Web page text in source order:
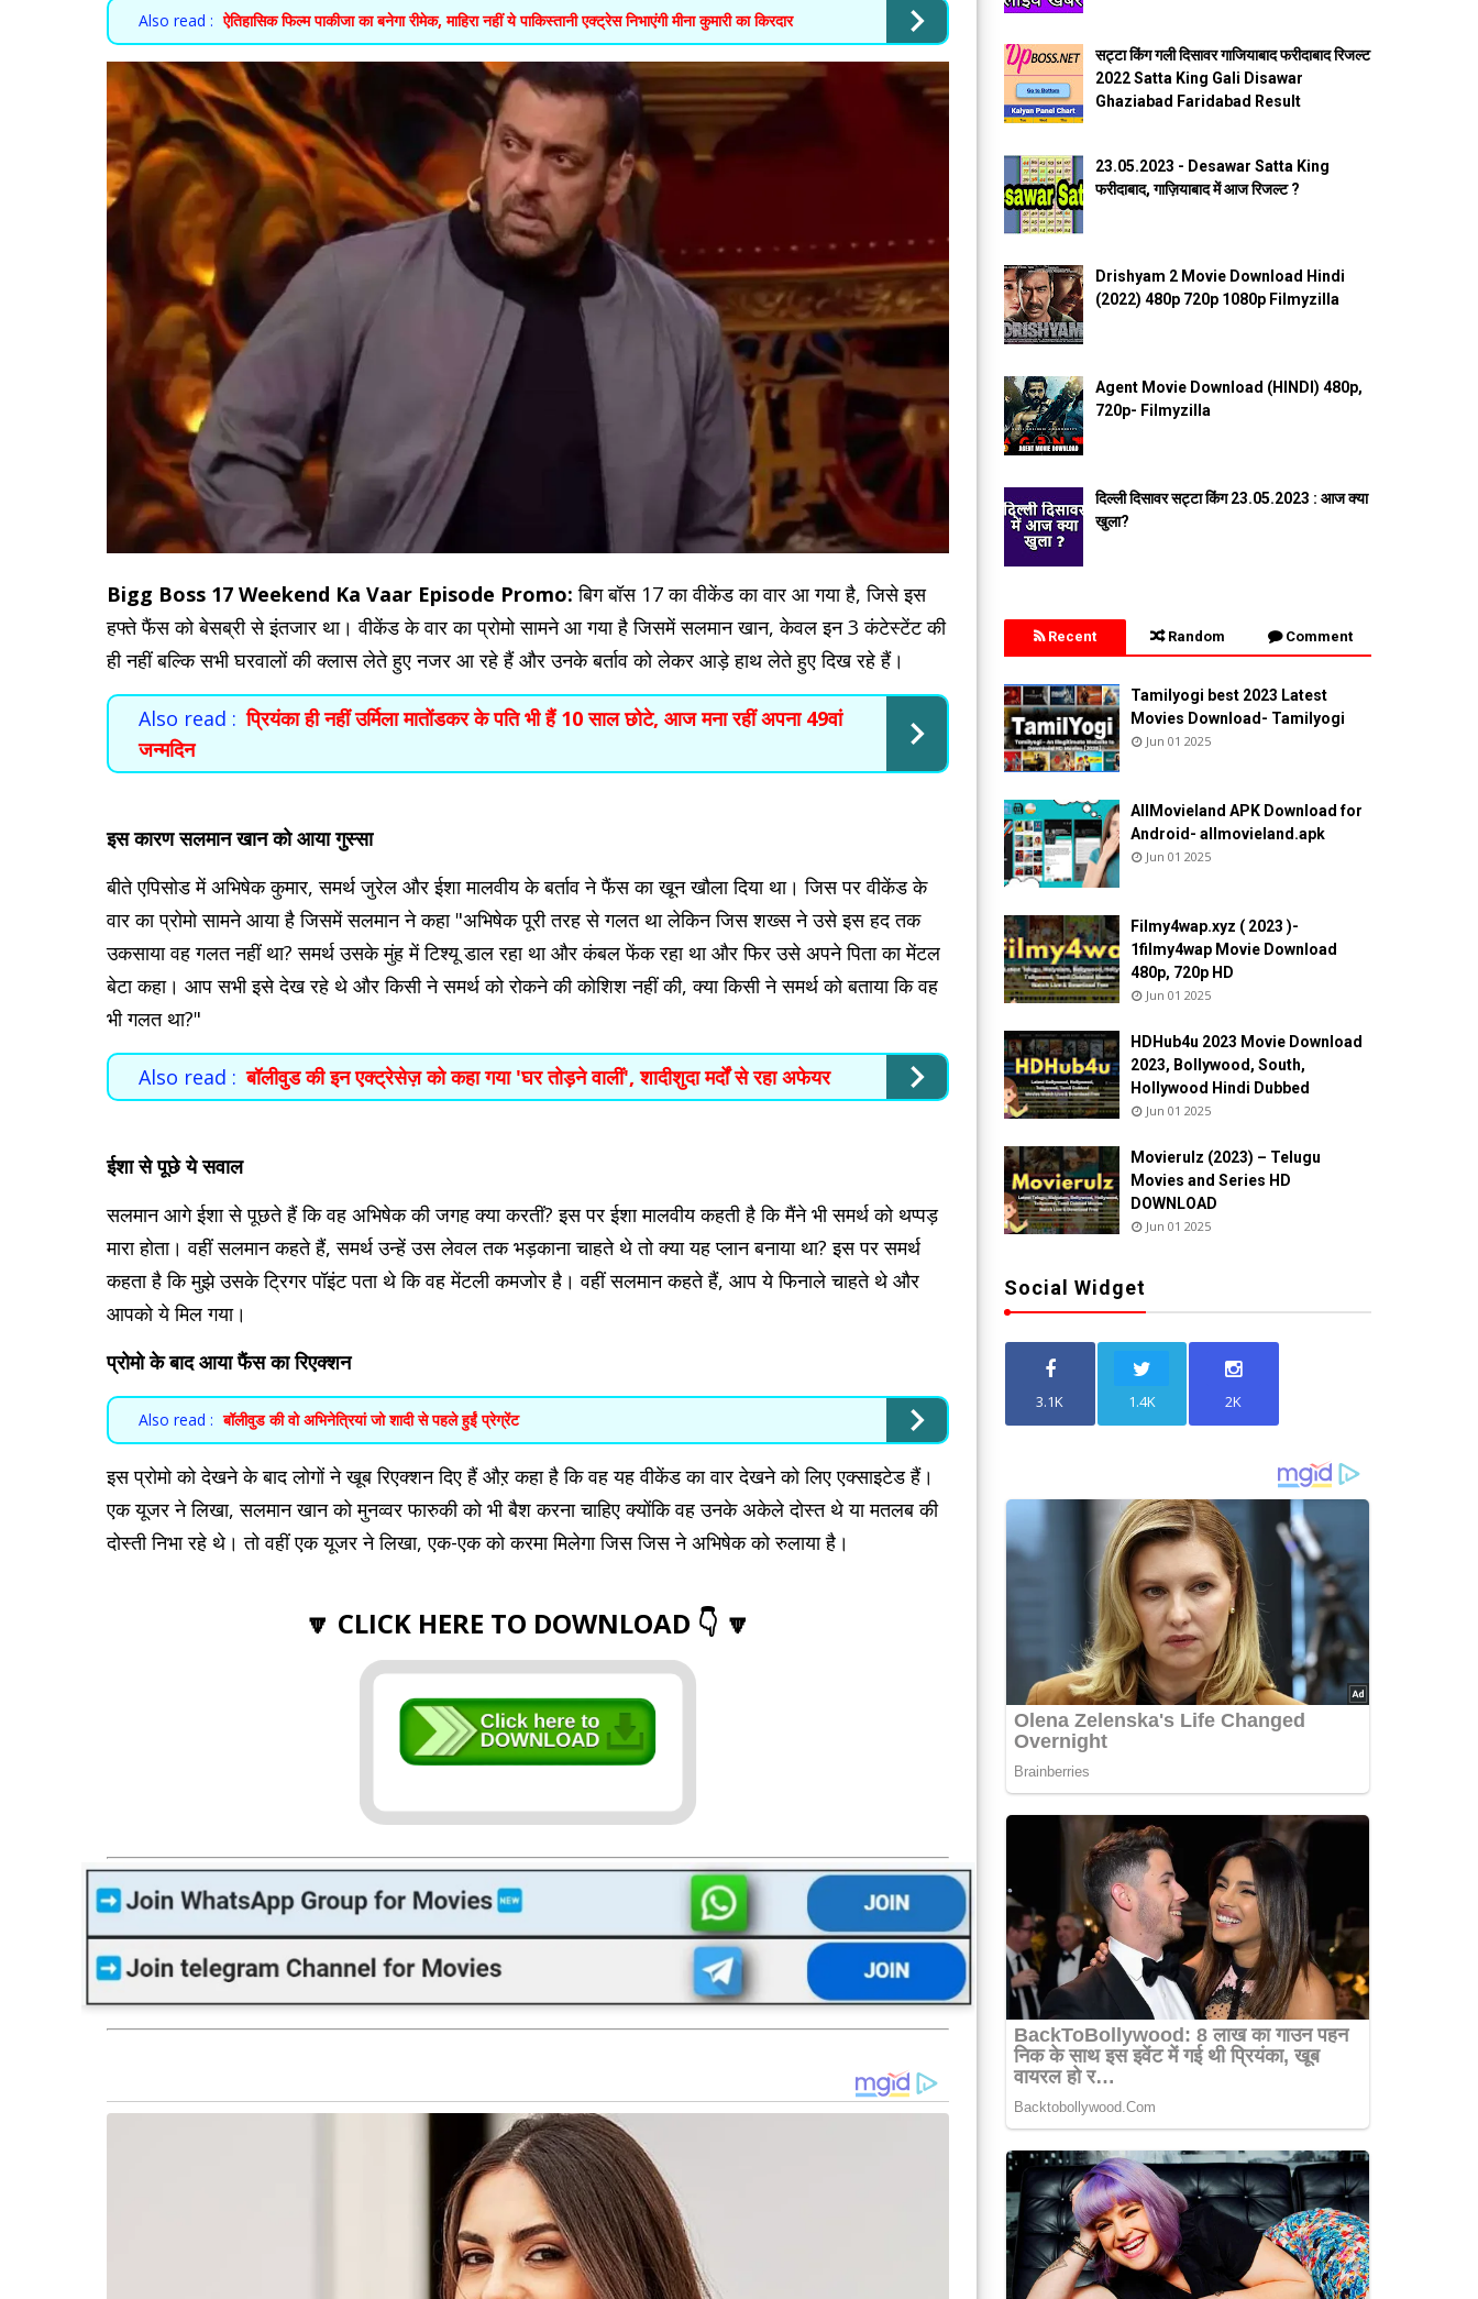
Also read : ऐतिहासिक फिल्म पाकीजा का बनेगा रीमेक, माहिरा नहीं ये पाकिस्तानी एक्ट्रेस निभाएंगी मीना कुमारी का किरदार
Bigg Boss 17 Weekend Ka Vaar Episode Promo: बिग बॉस 17 का वीकेंड का वार आ गया है, जिसे इस
हफ्ते फैंस को बेसब्री से इंतजार था। वीकेंड के वार का प्रोमो सामने आ गया है जिसमें सलमान खान, केवल इन 3 कंटेस्टेंट की
ही नहीं बल्कि सभी घरवालों की क्लास लेते हुए नजर आ रहे हैं और उनके बर्ताव को लेकर आड़े हाथ लेते हुए दिख रहे हैं।
Also read : प्रियंका ही नहीं उर्मिला मातोंडकर के पति भी हैं 10 साल छोटे, आज मना रहीं अपना 49वां
जन्मदिन
इस कारण सलमान खान को आया गुस्सा
बीते एपिसोड में अभिषेक कुमार, समर्थ जुरेल और ईशा मालवीय के बर्ताव ने फैंस का खून खौला दिया था। जिस पर वीकेंड के
वार का प्रोमो सामने आया है जिसमें सलमान ने कहा "अभिषेक पूरी तरह से गलत था लेकिन जिस शख्स ने उसे इस हद तक
उकसाया वह गलत नहीं था? समर्थ उसके मुंह में टिश्यू डाल रहा था और कंबल फेंक रहा था और फिर उसे अपने पिता का मेंटल
बेटा कहा। आप सभी इसे देख रहे थे और किसी ने समर्थ को रोकने की कोशिश नहीं की, क्या किसी ने समर्थ को बताया कि वह
भी गलत था?"
Also read : बॉलीवुड की इन एक्ट्रेसेज़ को कहा गया 'घर तोड़ने वालीं', शादीशुदा मर्दों से रहा अफेयर
ईशा से पूछे ये सवाल
सलमान आगे ईशा से पूछते हैं कि वह अभिषेक की जगह क्या करतीं? इस पर ईशा मालवीय कहती है कि मैंने भी समर्थ को थप्पड़
मारा होता। वहीं सलमान कहते हैं, समर्थ उन्हें उस लेवल तक भड़काना चाहते थे तो क्या यह प्लान बनाया था? इस पर समर्थ
कहता है कि मुझे उसके ट्रिगर पॉइंट पता थे कि वह मेंटली कमजोर है। वहीं सलमान कहते हैं, आप ये फिनाले चाहते थे और
आपको ये मिल गया।
प्रोमो के बाद आया फैंस का रिएक्शन
Also read : बॉलीवुड की वो अभिनेत्रियां जो शादी से पहले हुईं प्रेग्रेंट
इस प्रोमो को देखने के बाद लोगों ने खूब रिएक्शन दिए हैं औऱ कहा है कि वह यह वीकेंड का वार देखने को लिए एक्साइटेड हैं।
एक यूजर ने लिखा, सलमान खान को मुनव्वर फारुकी को भी बैश करना चाहिए क्योंकि वह उनके अकेले दोस्त थे या मतलब की
दोस्ती निभा रहे थे। तो वहीं एक यूजर ने लिखा, एक-एक को करमा मिलेगा जिस जिस ने अभिषेक को रुलाया है।
🔽 CLICK HERE TO DOWNLOAD 👇 🔽
सट्टा किंग गली दिसावर गाजियाबाद फरीदाबाद रिजल्ट
2022 Satta King Gali Disawar
Ghaziabad Faridabad Result
23.05.2023 - Desawar Satta King
फरीदाबाद, गाज़ियाबाद में आज रिजल्ट ?
Drishyam 2 Movie Download Hindi
(2022) 480p 720p 1080p Filmyzilla
Agent Movie Download (HINDI) 480p,
720p- Filmyzilla
दिल्ली दिसावर सट्टा किंग 23.05.2023 : आज क्या
खुला?
Recent Random Comment
Tamilyogi best 2023 Latest
Movies Download- Tamilyogi
Jun 01 2025
AllMovieland APK Download for
Android- allmovieland.apk
Jun 01 2025
Filmy4wap.xyz ( 2023 )-
1filmy4wap Movie Download
480p, 720p HD
Jun 01 2025
HDHub4u 2023 Movie Download
2023, Bollywood, South,
Hollywood Hindi Dubbed
Jun 01 2025
Movierulz (2023) – Telugu
Movies and Series HD
DOWNLOAD
Jun 01 2025
Social Widget
3.1K 1.4K 2K